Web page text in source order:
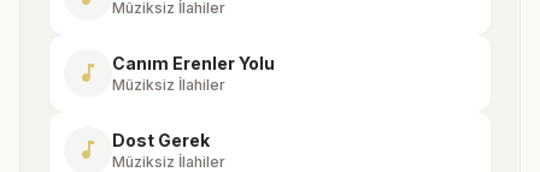
Müziksiz İlahiler
music_note Canım Erenler Yolu
Müziksiz İlahiler
music_note Dost Gerek
Müziksiz İlahiler